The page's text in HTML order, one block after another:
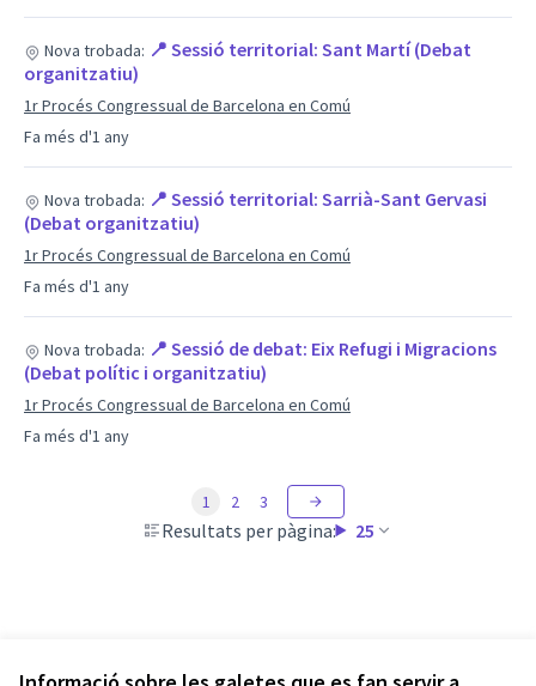
Fa més d'1 any
Nova trobada: 📍 Sessió territorial: Sant Martí (Debat
organitzatiu)
1r Procés Congressual de Barcelona en Comú
Fa més d'1 any
Nova trobada: 📍 Sessió territorial: Sarrià-Sant Gervasi
(Debat organitzatiu)
1r Procés Congressual de Barcelona en Comú
Fa més d'1 any
Nova trobada: 📍 Sessió de debat: Eix Refugi i Migracions
(Debat polític i organitzatiu)
1r Procés Congressual de Barcelona en Comú
Resultats per pàgina: 25
1 2 3